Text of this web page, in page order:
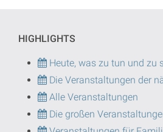
HIGHLIGHTS
Heute, was zu tun und zu
Die Veranstaltungen der
Alle Veranstaltungen
Die großen